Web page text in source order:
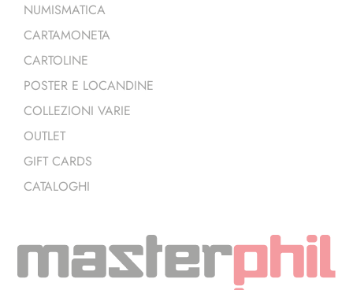
NUMISMATICA
CARTAMONETA
CARTOLINE
POSTER E LOCANDINE
COLLEZIONI VARIE
OUTLET
GIFT CARDS
CATALOGHI